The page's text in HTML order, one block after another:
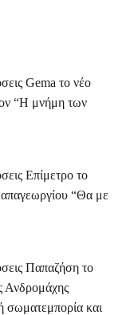
Gema το νέο
“Η μνήμη των
Επίμετρο το
“Θα με
Παπαζήση το
Ανδρομάχης
σωματεμπορία και